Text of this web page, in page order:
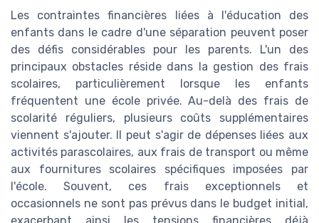
Les contraintes financières liées à l'éducation des
enfants dans le cadre d'une séparation peuvent poser
des défis considérables pour les parents. L'un des
principaux obstacles réside dans la gestion des frais
scolaires, particulièrement lorsque les enfants
fréquentent une école privée. Au-delà des frais de
scolarité réguliers, plusieurs coûts supplémentaires
viennent s'ajouter. Il peut s'agir de dépenses liées aux
activités parascolaires, aux frais de transport ou même
aux fournitures scolaires spécifiques imposées par
l'école. Souvent, ces frais exceptionnels et
occasionnels ne sont pas prévus dans le budget initial,